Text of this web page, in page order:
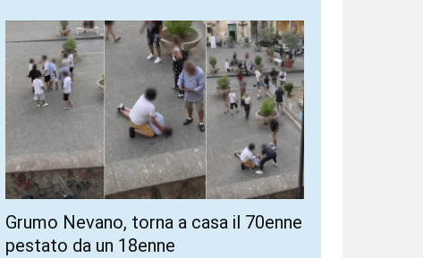
Grumo Nevano, torna a casa il 70enne
pestato da un 18enne